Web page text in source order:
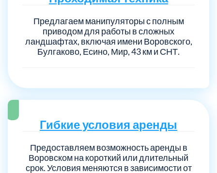
Предлагаем манипуляторы с полным
приводом для работы в сложных
ландшафтах, включая имени Воровского,
Булгаково, Есино, Мир, 43 км и СНТ.
Гибкие условия аренды
Предоставляем возможность аренды в
Воровском на короткий или длительный
срок. Условия меняются в зависимости от